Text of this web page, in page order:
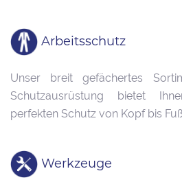
Arbeitsschutz
Unser breit gefächertes
Schutzausrüstung bietet
perfekten Schutz von Kopf bis
Werkzeuge